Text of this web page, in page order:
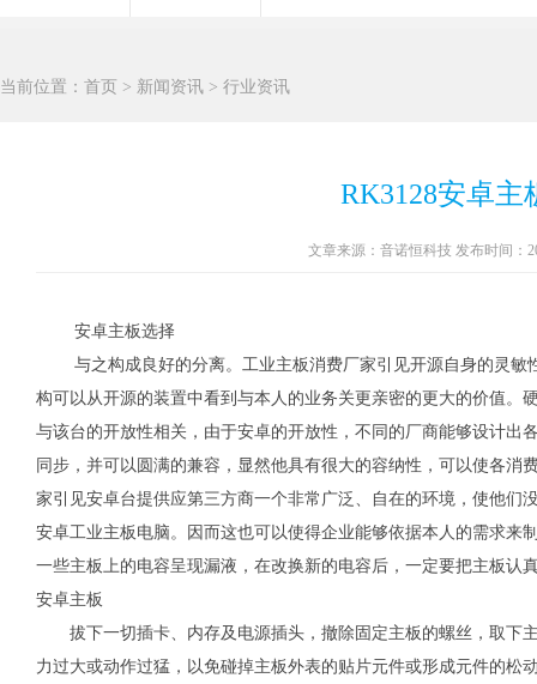
当前位置： 首页 > 新闻资讯 > 行业资讯
RK3128安卓主
文章来源：音诺恒科技 发布时间：
安卓主板选择
与之构成良好的分离。工业主板消费厂家引见开源自身的灵敏
构可以从开源的装置中看到与本人的业务关更亲密的更大的价值。
与该台的开放性相关，由于安卓的开放性，不同的厂商能够设计出
同步，并可以圆满的兼容，显然他具有很大的容纳性，可以使各
家引见安卓台提供应第三方商一个非常广泛、自在的环境，使他们
安卓工业主板电脑。因而这也可以使得企业能够依据本人的需求来
一些主板上的电容呈现漏液，在改换新的电容后，一定要把主板认
安卓主板
拔下一切插卡、内存及电源插头，撤除固定主板的螺丝，取下
力过大或动作过猛，以免碰掉主板外表的贴片元件或形成元件的松